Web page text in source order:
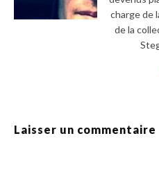
charge de
de la
Laisser un commentaire